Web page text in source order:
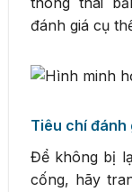
đánh giá cụ
Tiêu chí đánh
Để không bị
cống, hãy